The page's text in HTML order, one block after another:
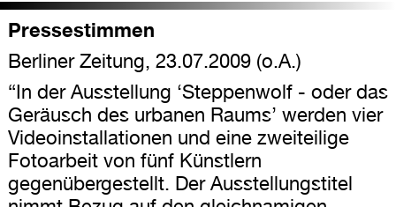
Pressestimmen
Berliner Zeitung, 23.07.2009 (o.A.)
“In der Ausstellung ‘Steppenwolf - oder das
Geräusch des urbanen Raums’ werden vier
Videoinstallationen und eine zweiteilige
Fotoarbeit von fünf Künstlern
gegenübergestellt. Der Ausstellungstitel